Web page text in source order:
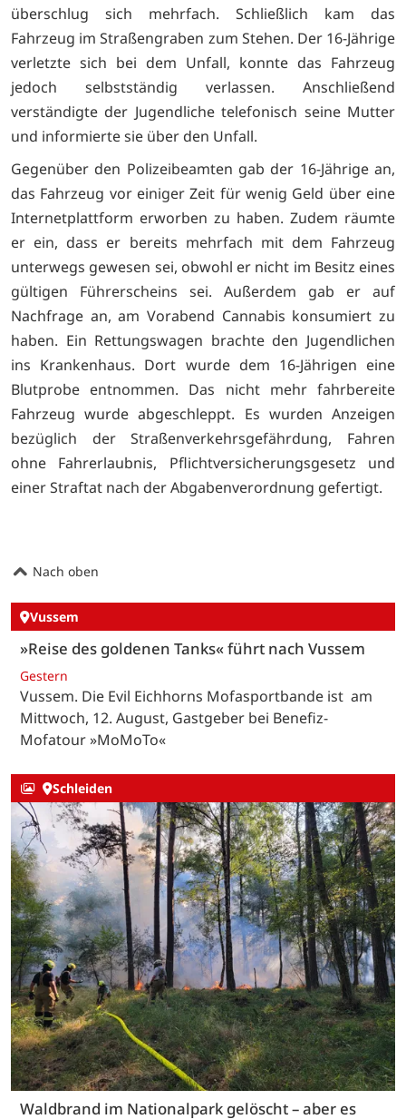
überschlug sich mehrfach. Schließlich kam das
Fahrzeug im Straßengraben zum Stehen. Der 16-Jährige
verletzte sich bei dem Unfall, konnte das Fahrzeug
jedoch selbstständig verlassen. Anschließend
verständigte der Jugendliche telefonisch seine Mutter
und informierte sie über den Unfall.
Gegenüber den Polizeibeamten gab der 16-Jährige an,
das Fahrzeug vor einiger Zeit für wenig Geld über eine
Internetplattform erworben zu haben. Zudem räumte
er ein, dass er bereits mehrfach mit dem Fahrzeug
unterwegs gewesen sei, obwohl er nicht im Besitz eines
gültigen Führerscheins sei. Außerdem gab er auf
Nachfrage an, am Vorabend Cannabis konsumiert zu
haben. Ein Rettungswagen brachte den Jugendlichen
ins Krankenhaus. Dort wurde dem 16-Jährigen eine
Blutprobe entnommen. Das nicht mehr fahrbereite
Fahrzeug wurde abgeschleppt. Es wurden Anzeigen
bezüglich der Straßenverkehrsgefährdung, Fahren
ohne Fahrerlaubnis, Pflichtversicherungsgesetz und
einer Straftat nach der Abgabenverordnung gefertigt.
Nach oben
Vussem
»Reise des goldenen Tanks« führt nach Vussem
Gestern
Vussem. Die Evil Eichhorns Mofasportbande ist am
Mittwoch, 12. August, Gastgeber bei Benefiz-
Mofatour »MoMoTo«
Schleiden
Waldbrand im Nationalpark gelöscht – aber es